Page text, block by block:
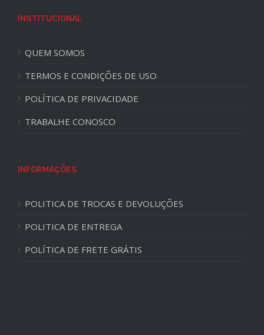
INSTITUCIONAL
QUEM SOMOS
TERMOS E CONDIÇÕES DE USO
POLÍTICA DE PRIVACIDADE
TRABALHE CONOSCO
INFORMAÇÕES
POLITICA DE TROCAS E DEVOLUÇÕES
POLITICA DE ENTREGA
POLÍTICA DE FRETE GRÁTIS